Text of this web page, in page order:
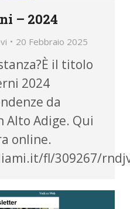
– 2024
20 Febbraio 2025
il titolo
2024
da
Alto Adige. Qui
online.
fl/309267/